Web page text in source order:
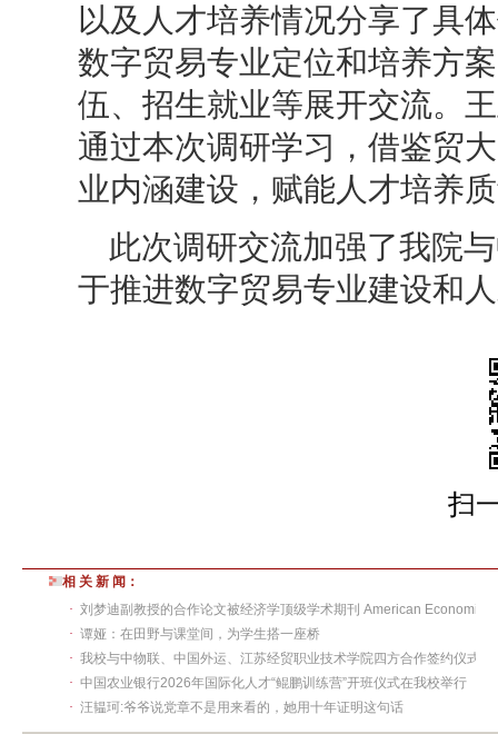
以及人才培养情况分享了具
数字贸易专业定位和培养方
伍、招生就业等展开交流。
通过本次调研学习，借鉴贸
业内涵建设，赋能人才培养
此次调研交流加强了我院
于推进数字贸易专业建设和
扫
相 关 新 闻：